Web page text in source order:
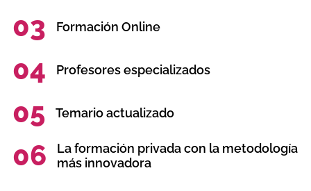
03 Formación Online
04 Profesores especializados
05 Temario actualizado
06
La formación privada con la metodología
más innovadora